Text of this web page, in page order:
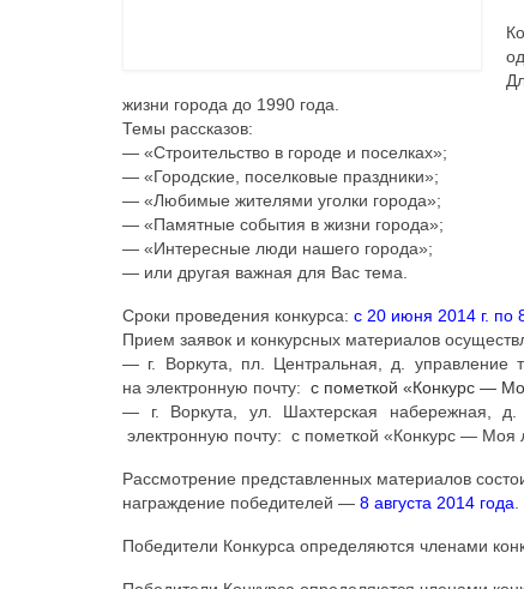
жизни города до 1990 года.
Темы рассказов:
— «Строительство в городе и поселках»;
— «Городские, поселковые праздники»;
— «Любимые жителями уголки города»;
— «Памятные события в жизни города»;
— «Интересные люди нашего города»;
— или другая важная для Вас тема.
Сроки проведения конкурса: с 20 июня 2014 г. по
Прием заявок и конкурсных материалов
— г. Воркута, пл. Центральная, д. управление
на электронную почту: с пометкой «Конкурс —
— г. Воркута, ул. Шахтерская набережная, д.
электронную почту: с пометкой «Конкурс — Моя
Рассмотрение представленных материалов
награждение победителей — 8 августа 2014 года
Победители Конкурса определяются членами